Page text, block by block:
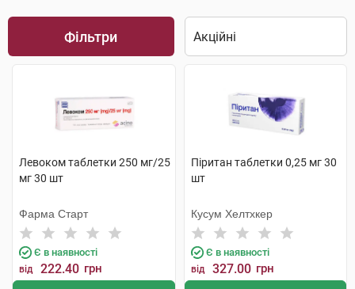
Фільтри
Левоком таблетки 250 мг/25
мг 30 шт
Фарма Старт
Є в наявності
від 222.40 грн
Піритан таблетки 0,25 мг 30
шт
Кусум Хелтхкер
Є в наявності
від 327.00 грн